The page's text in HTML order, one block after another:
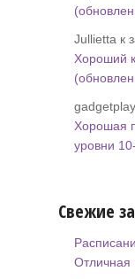
Jullietta к
Хороший
Хорошая
уровни
Свежие
Отличная